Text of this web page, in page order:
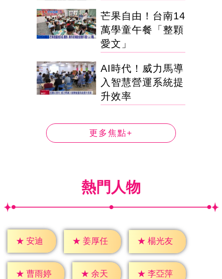
芒果自由！台南14
萬學童午餐「整顆
愛文」
AI時代！威力馬導
入智慧營運系統提
升效率
更多焦點+
熱門人物
★ 安迪 ★ 姜厚任 ★ 楊光友
★ 曹雨婷 ★ 余天 ★ 李亞萍